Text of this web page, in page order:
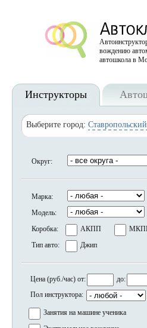
вождению
автошкола в
Инструкторы
Выберите город:
Округ:
Марка:
Модель:
Коробка:
АКПП
Тип авто:
Джип
Цена (руб./час) от:
до:
Пол инструктора:
Занятия на машине ученика